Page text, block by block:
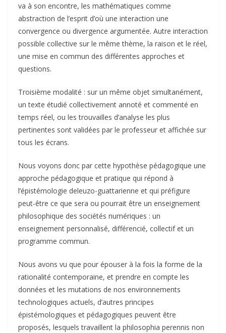
va à son encontre, les mathématiques comme
abstraction de l’esprit d’où une interaction une
convergence ou divergence argumentée. Autre interaction
possible collective sur le même thème, la raison et le réel,
une mise en commun des différentes approches et
questions.
Troisième modalité : sur un même objet simultanément,
un texte étudié collectivement annoté et commenté en
temps réel, ou les trouvailles d’analyse les plus
pertinentes sont validées par le professeur et affichée sur
tous les écrans.
Nous voyons donc par cette hypothèse pédagogique une
approche pédagogique et pratique qui répond à
l’épistémologie deleuzo-guattarienne et qui préfigure
peut-être ce que sera ou pourrait être un enseignement
philosophique des sociétés numériques : un
enseignement personnalisé, différencié, collectif et un
programme commun.
Nous avons vu que pour épouser à la fois la forme de la
rationalité contemporaine, et prendre en compte les
données et les mutations de nos environnements
technologiques actuels, d’autres principes
épistémologiques et pédagogiques peuvent être
proposés, lesquels travaillent la philosophia perennis non